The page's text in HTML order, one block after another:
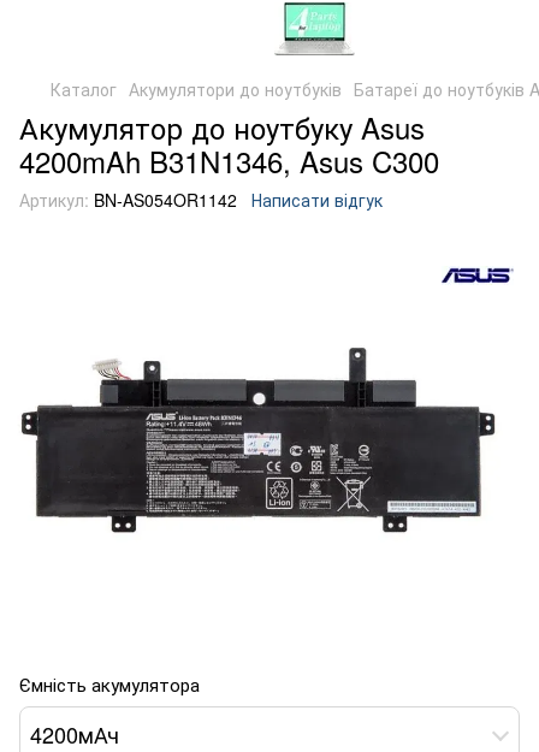
Каталог Акумулятори до ноутбуків Батареї до ноутбуків
Акумулятор до ноутбуку Asus
4200mAh B31N1346, Asus C300
Артикул: BN-AS054OR1142 Написати відгук
Ємність акумулятора
4200мАч